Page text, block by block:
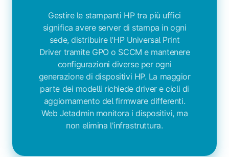
Gestire le stampanti HP tra più uffici
significa avere server di stampa in ogni
sede, distribuire l'HP Universal Print
Driver tramite GPO o SCCM e mantenere
configurazioni diverse per ogni
generazione di dispositivi HP. La maggior
parte dei modelli richiede driver e cicli di
aggiornamento del firmware differenti.
Web Jetadmin monitora i dispositivi, ma
non elimina l'infrastruttura.